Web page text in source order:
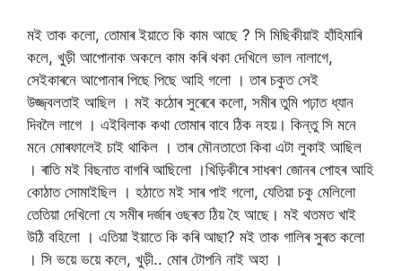
মই তাক কলো, তোমাৰ ইয়াতে কি কাম আছে ? সি মিছিকীয়াই হাঁহিমাৰি
কলে, খুড়ী আপোনাক অকলে কাম কৰি থকা দেখিলে ভাল নালাগে,
সেইকাৰনে আপোনাৰ পিছে পিছে আহি গলো । তাৰ চকুত সেই
উজ্জ্বলতাই আছিল । মই কঠোৰ সুৰেৰে কলো, সমীৰ তুমি পঢ়াত ধ্যান
দিবলৈ লাগে । এইবিলাক কথা তোমাৰ বাবে ঠিক নহয়। কিন্তু সি মনে
মনে মোৰফালেই চাই থাকিল । তাৰ মৌনতাতো কিবা এটা লুকাই আছিল
। ৰাতি মই বিছনাত বাগৰি আছিলো ।খিড়িকীৰে সাধৰণ জোনৰ পোহৰ আহি
কোঠাত সোমাইছিল । হঠাতে মই সাৰ পাই গলো, যেতিয়া চকু মেলিলো
তেতিয়া দেখিলো যে সমীৰ দৰ্জাৰ ওছৰত ঠিয় হৈ আছে। মই থতমত খাই
উঠি বহিলো । এতিয়া ইয়াতে কি কৰি আছা? মই তাক গালিৰ সুৰত কলো
। সি ভয়ে ভয়ে কলে, খুড়ী.. মোৰ টোপনি নাই অহা ।